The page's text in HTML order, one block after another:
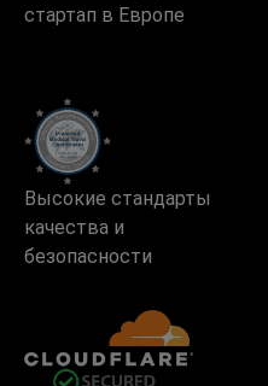
стартап в Европе
Высокие стандарты
качества и
безопасности